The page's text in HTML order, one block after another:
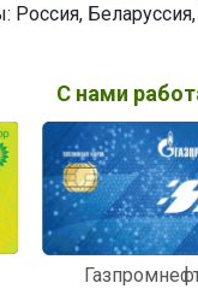
Россия,
С нами